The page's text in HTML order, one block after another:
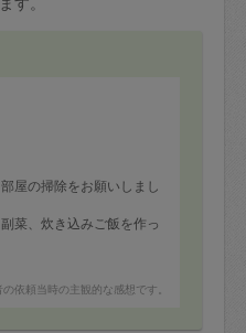
屋の掃除をお願いしまし
菜、炊き込みご飯を作っ
。
依頼当時の主観的な感想です。